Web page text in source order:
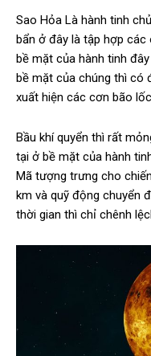
Sao Hỏa Là hành tinh
bẩn ở đây là tập hợp
bề mặt của hành tinh
bề mặt của chúng thì có
xuất hiện các cơn bão
Bầu khí quyển thì rất
tại ở bề mặt của hành
Mã tượng trưng cho
km và quỹ động chuyển
thời gian thì chỉ chênh